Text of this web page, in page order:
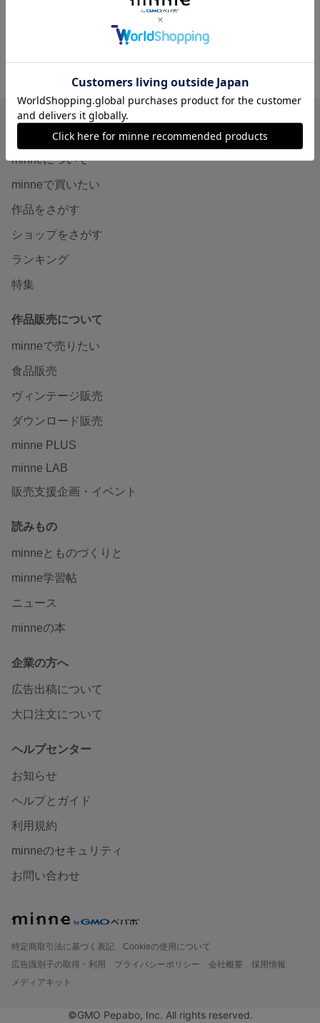
BONNEQUALITE'S GALLERY の作品一覧
minneを知る
minneについて
minneで買いたい
作品をさがす
ショップをさがす
ランキング
特集
作品販売について
minneで売りたい
食品販売
ヴィンテージ販売
ダウンロード販売
minne PLUS
minne LAB
販売支援企画・イベント
読みもの
minneとものづくりと
minne学習帖
ニュース
minneの本
企業の方へ
広告出稿について
大口注文について
ヘルプセンター
お知らせ
ヘルプとガイド
利用規約
minneのセキュリティ
お問い合わせ
特定商取引法に基づく表記
Cookieの使用について
広告識別子の取得・利用
プライバシーポリシー 会社概要
採用情報
メディアキット
©GMO Pepabo, Inc. All rights reserved.